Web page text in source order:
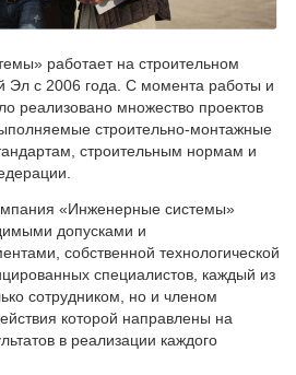
работает на строительном
Эл с 2006 года. С момента работы и
реализовано множество проектов
строительно-монтажные
строительным нормам и
«Инженерные системы»
допусками и
собственной технологической
специалистов, каждый из
сотрудником, но и членом
которой направлены на
в реализации каждого